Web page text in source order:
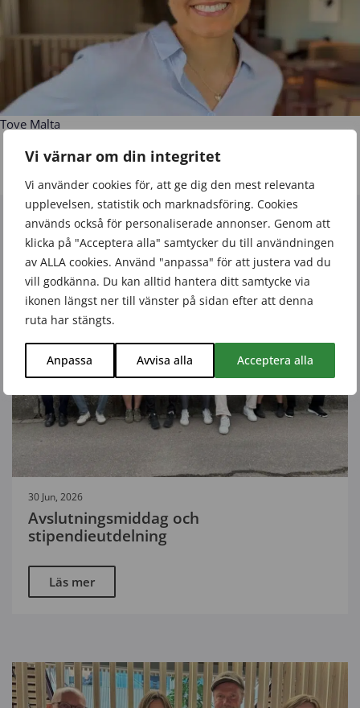
Vi värnar om din integritet
Vi använder cookies för, att ge dig den mest relevanta
upplevelsen, statistik och marknadsföring. Cookies
används också för personaliserade annonser. Genom att
klicka på "Acceptera alla" samtycker du till användningen
av ALLA cookies. Använd "anpassa" för att justera vad du
vill godkänna. Du kan alltid hantera ditt samtycke via
ikonen längst ner till vänster på sidan efter att denna
ruta har stängts.
Anpassa Avvisa alla Acceptera alla
Tove Malta
Relaterat
30 Jun, 2026
Avslutningsmiddag och
stipendieutdelning
Läs mer